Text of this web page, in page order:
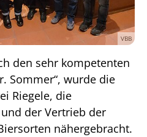
VBB
den sehr kompetenten
Sommer“, wurde die
Riegele, die
der Vertrieb der
nähergebracht.